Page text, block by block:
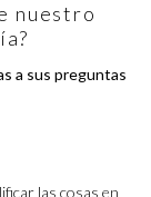
nuestro
a sus preguntas
las cosas en